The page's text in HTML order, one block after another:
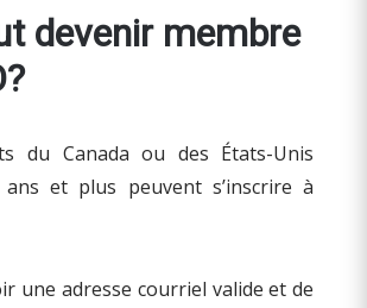
devenir membre
du Canada ou des États-Unis
et plus peuvent s’inscrire à
une adresse courriel valide et de